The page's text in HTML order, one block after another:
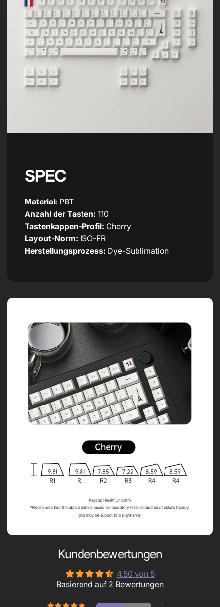
SPEC
Material: PBT
Anzahl der Tasten: 110
Tastenkappen-Profil: Cherry
Layout-Norm: ISO-FR
Herstellungsprozess: Dye-Sublimation
Kundenbewertungen
4.50 von 5
Basierend auf 2 Bewertungen